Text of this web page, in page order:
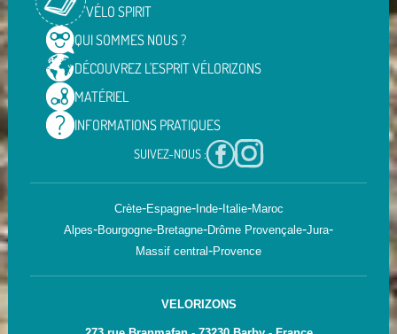
VÉLO SPIRIT
QUI SOMMES NOUS ?
DÉCOUVREZ L'ESPRITVÉLORIZONS
MATÉRIEL
INFORMATIONS PRATIQUES
SUIVEZ-NOUS :
Crète-Espagne-Inde-Italie-Maroc
Alpes-Bourgogne-Bretagne-Drôme Provençale-Jura-
Massif central-Provence
VELORIZONS